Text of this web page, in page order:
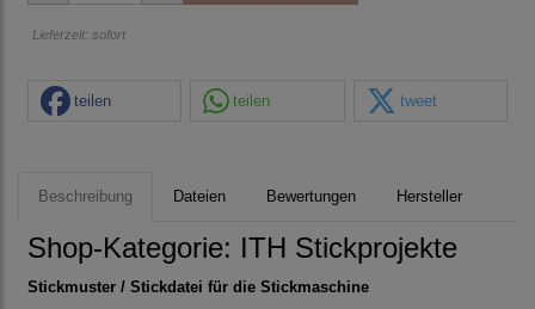
Lieferzeit: sofort
teilen teilen tweet
Beschreibung Dateien Bewertungen Hersteller
Shop-Kategorie: ITH Stickprojekte
Stickmuster / Stickdatei für die Stickmaschine